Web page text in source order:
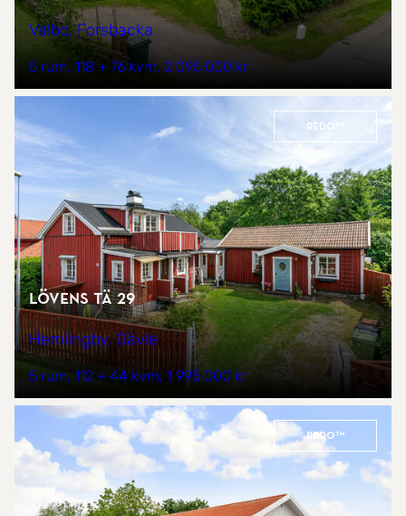
Valbo, Forsbacka
5 rum 118 + 76 kvm 2 095 000 kr
REDO™
Lövens tä 29
Hemlingby, Gävle
5 rum 112 + 44 kvm 1 995 000 kr
REDO™